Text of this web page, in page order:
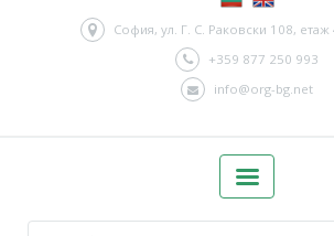
София, ул. Г. С. Раковски 108,
+359 877 250 993
info@org-bg.net